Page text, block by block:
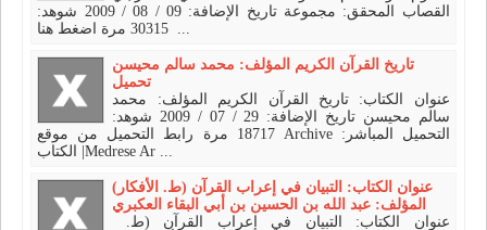
القصاب المحقق: مجموعة تاريخ الإضافة: 09 / 08 / 2009 شوهد:
30315 مرة اضغط هنا ...
تاريخ القرآن الكريم المؤلف: محمد سالم محيسن
تحميل
عنوان الكتاب: تاريخ القرآن الكريم المؤلف: محمد
سالم محيسن تاريخ الإضافة: 29 / 07 / 2009 شوهد:
18717 مرة رابط التحميل من موقع Archive التحميل المباشر:
| الكتابMedrese Ar ...
عنوان الكتاب: التبيان في إعراب القرآن (ط. الأفكار)
المؤلف: عبد الله بن الحسين بن أبي البقاء العكبري